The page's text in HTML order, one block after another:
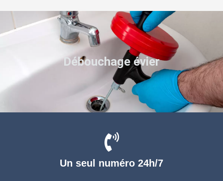
Un seul numéro 24h/7
Débouchage évier